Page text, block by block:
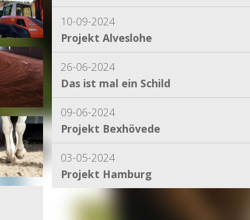
10-09-2024
Projekt Alveslohe
26-06-2024
Das ist mal ein Schild
09-06-2024
Projekt Bexhövede
03-05-2024
Projekt Hamburg
15-04-2024